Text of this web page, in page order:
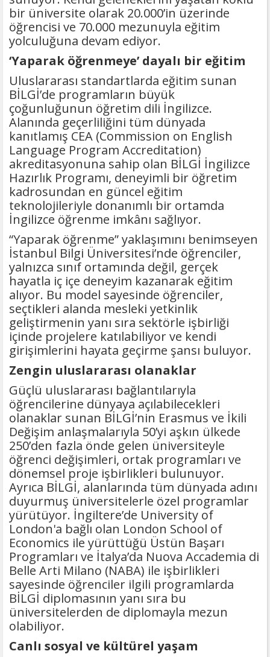
bir üniversite olarak 20.000’in üzerinde
öğrencisi ve 70.000 mezunuyla eğitim
yolculuğuna devam ediyor.
‘Yaparak öğrenmeye’ dayalı bir eğitim
Uluslararası standartlarda eğitim sunan
BİLGİ’de programların büyük
çoğunluğunun öğretim dili İngilizce.
Alanında geçerliliğini tüm dünyada
kanıtlamış CEA (Commission on English
Language Program Accreditation)
akreditasyonuna sahip olan BİLGİ İngilizce
Hazırlık Programı, deneyimli bir öğretim
kadrosundan en güncel eğitim
teknolojileriyle donanımlı bir ortamda
İngilizce öğrenme imkânı sağlıyor.
“Yaparak öğrenme” yaklaşımını benimseyen
İstanbul Bilgi Üniversitesi’nde öğrenciler,
yalnızca sınıf ortamında değil, gerçek
hayatla iç içe deneyim kazanarak eğitim
alıyor. Bu model sayesinde öğrenciler,
seçtikleri alanda mesleki yetkinlik
geliştirmenin yanı sıra sektörle işbirliği
içinde projelere katılabiliyor ve kendi
girişimlerini hayata geçirme şansı buluyor.
Zengin uluslararası olanaklar
Güçlü uluslararası bağlantılarıyla
öğrencilerine dünyaya açılabilecekleri
olanaklar sunan BİLGİ’nin Erasmus ve İkili
Değişim anlaşmalarıyla 50’yi aşkın ülkede
250’den fazla önde gelen üniversiteyle
öğrenci değişimleri, ortak programları ve
dönemsel proje işbirlikleri bulunuyor.
Ayrıca BİLGİ, alanlarında tüm dünyada adını
duyurmuş üniversitelerle özel programlar
yürütüyor. İngiltere’de University of
London'a bağlı olan London School of
Economics ile yürüttüğü Üstün Başarı
Programları ve İtalya’da Nuova Accademia di
Belle Arti Milano (NABA) ile işbirlikleri
sayesinde öğrenciler ilgili programlarda
BİLGİ diplomasının yanı sıra bu
üniversitelerden de diplomayla mezun
olabiliyor.
Canlı sosyal ve kültürel yaşam